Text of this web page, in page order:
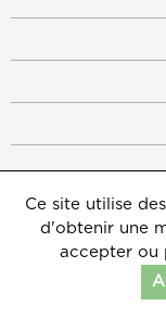
Politique de
Ce site utilise
d'obtenir une
accepter ou